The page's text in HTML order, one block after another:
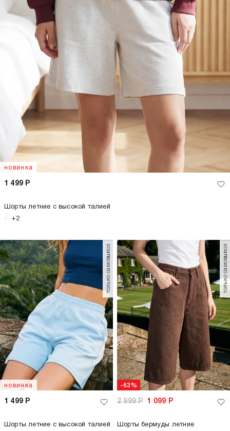
новинка
1 499 Р
Шорты летние с высокой талией
+2
новинка
только самовывоз
1 499 Р
Шорты летние с высокой талией
-63%
только самовывоз
2 999Р 1 099 Р
Шорты бермуды летние